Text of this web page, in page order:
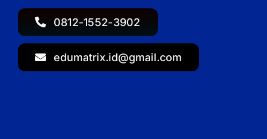
0812-1552-3902
edumatrix.id@gmail.com